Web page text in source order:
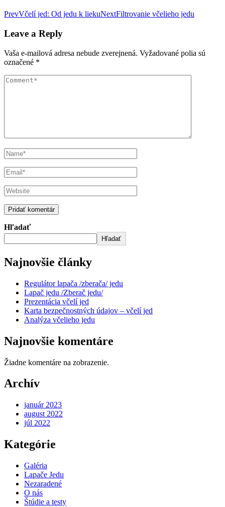
PrevVčelí jed: Od jedu k liekuNextFiltrovanie včelieho jedu
Leave a Reply
Vaša e-mailová adresa nebude zverejnená. Vyžadované polia sú
označené *
Hľadať
Hľadať
Najnovšie články
Regulátor lapača /zberača/ jedu
Lapač jedu /Zberač jedu/
Prezentácia včelí jed
Karta bezpečnostných údajov – včelí jed
Analýza včelieho jedu
Najnovšie komentáre
Žiadne komentáre na zobrazenie.
Archív
január 2023
august 2022
júl 2022
Kategórie
Galéria
Lapače Jedu
Nezaradené
O nás
Štúdie a testy